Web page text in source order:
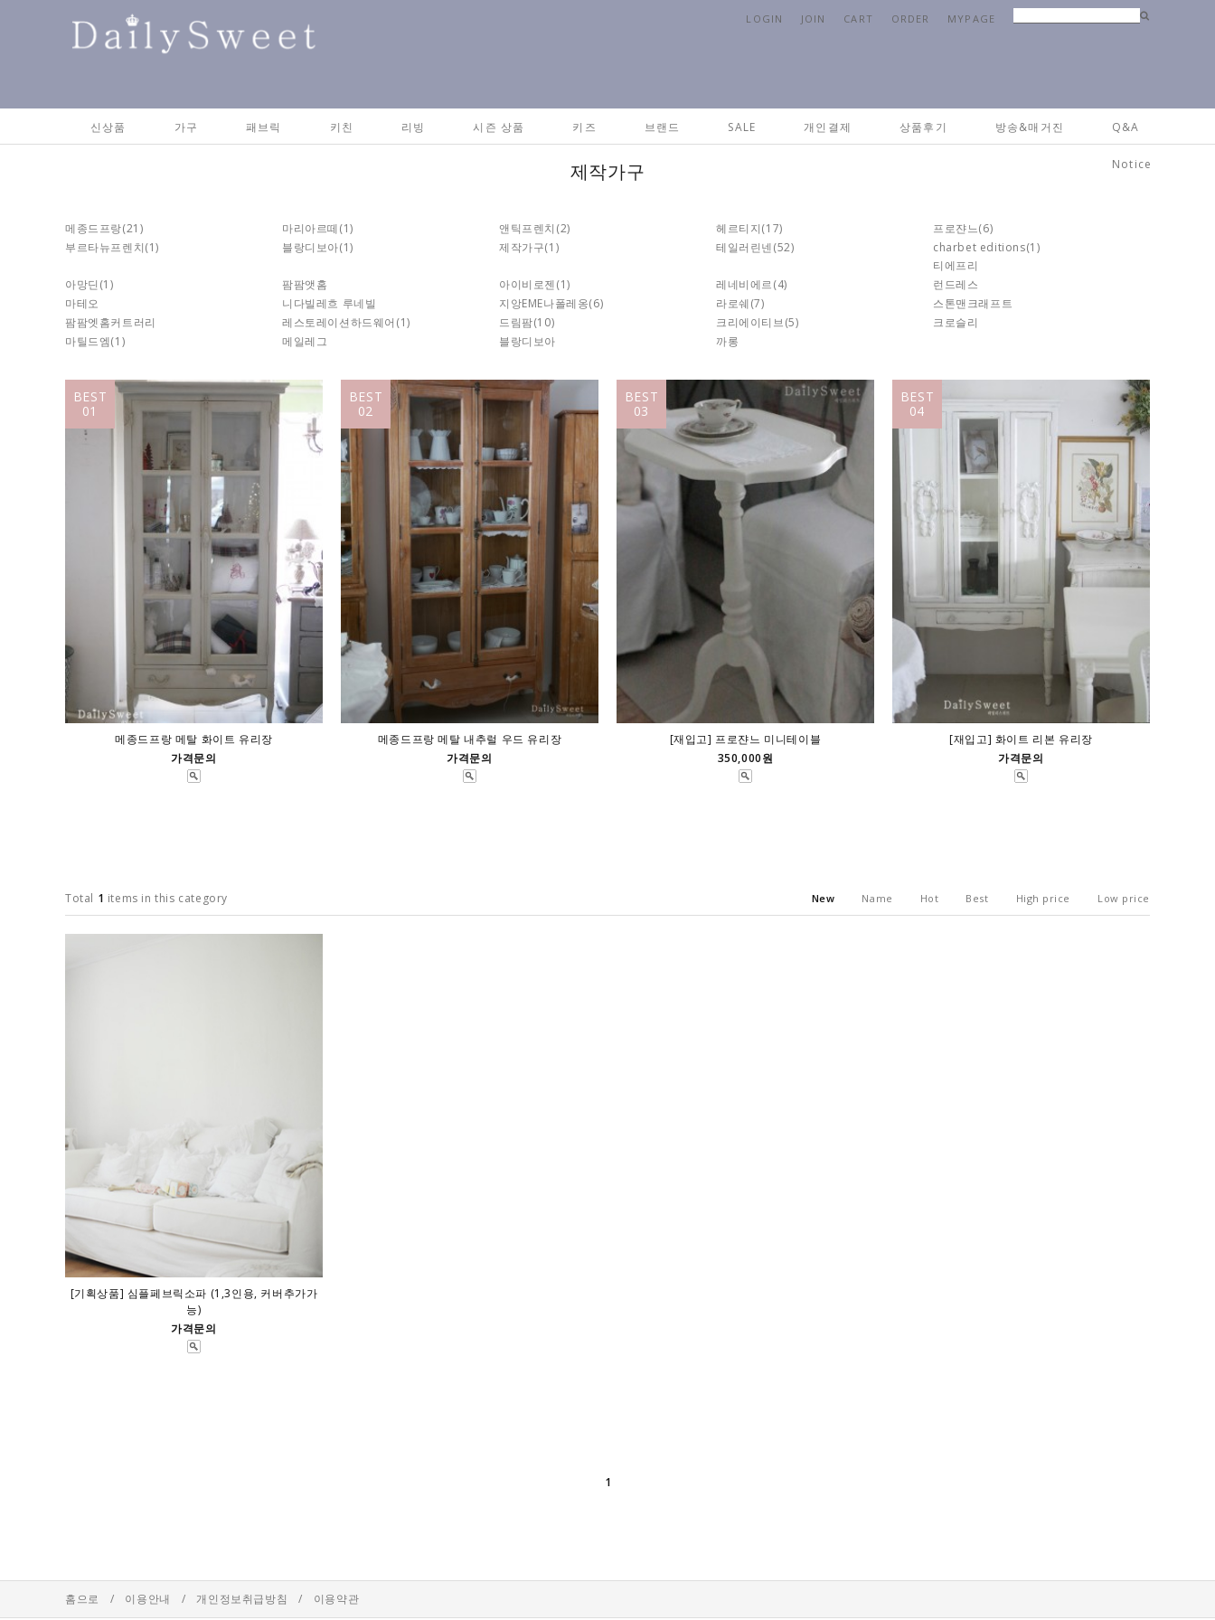
LOGIN JOIN CART ORDER MYPAGE
신상품 가구 패브릭 키친 리빙 시즌 상품 키즈 브랜드 SALE 개인결제 상품후기 방송&매거진 Q&A
Notice
제작가구
메종드프랑(21) 마리아르떼(1) 앤틱프렌치 (2) 헤르티지(17) 프로쟌느(6)
부르타뉴프렌치(1) 블랑디보아(1) 제작가구(1) 테일러린넨(52) charbet editions(1)
티에프리
아망딘 (1) 팜팜앳홈 아이비로젠(1) 레네비에르(4)
런드레스
마테오
니다빌레흐 루네빌 지앙EME나폴레옹(6) 라로쉐(7)
스톤맨크래프트
팜팜엣홈커트러리
레스토레이션하드웨어 (1) 드림팜(10) 크리에이티브(5)
크로슬리
마틸드엠(1) 메일레그 블랑디보아 까롱
BEST
01
메종드프랑 메탈 화이트 유리장
가격문의
BEST
02
메종드프랑 메탈 내추럴 우드 유리장
가격문의
BEST
03
[재입고] 프로쟌느 미니테이블
350,000원
BEST
04
[재입고] 화이트 리본 유리장
가격문의
Total 1 items in this category New Name Hot Best High price Low price
[기획상품] 심플페브릭소파 (1,3인용, 커버추가가
능)
가격문의
1
홈으로 / 이용안내 / 개인정보취급방침 / 이용약관